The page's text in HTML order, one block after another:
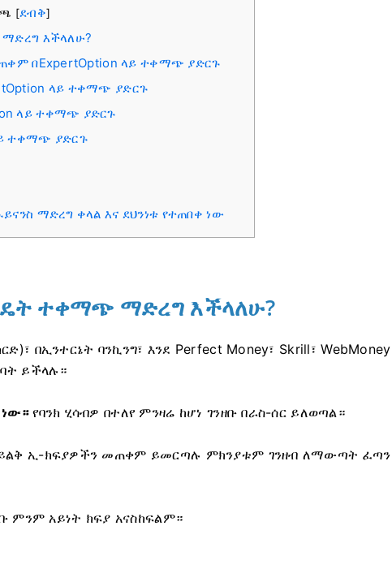
[ደብቅ]
ማድረግ እችላለሁ?
በExpertOption ላይ ተቀማጭ ያድርጉ
ላይ ተቀማጭ ያድርጉ
ላይ ተቀማጭ ያድርጉ
ተቀማጭ ያድርጉ
ማድረግ ቀላል እና ደህንነቱ የተጠበቀ ነው
ተቀማጭ ማድረግ እችላለሁ?
በኢንተርኔት ባንኪንግ፣ እንደ Perfect Money፣ Skrill፣ WebMoney
ይችላሉ።
የባንክ ሂሳብዎ በተለየ ምንዛሬ ከሆነ ገንዘቡ በራስ-ሰር ይለወጣል።
ኢ-ክፍያዎችን መጠቀም ይመርጣሉ ምክንያቱም ገንዘብ ለማውጣት ፈጣን
ምንም አይነት ክፍያ አናስከፍልም።